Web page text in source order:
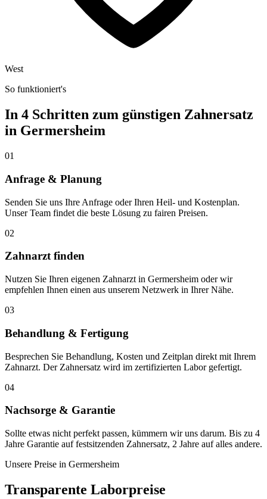
West
So funktioniert's
In 4 Schritten zum günstigen Zahnersatz
in Germersheim
01
Anfrage & Planung
Senden Sie uns Ihre Anfrage oder Ihren Heil- und Kostenplan.
Unser Team findet die beste Lösung zu fairen Preisen.
02
Zahnarzt finden
Nutzen Sie Ihren eigenen Zahnarzt in Germersheim oder wir
empfehlen Ihnen einen aus unserem Netzwerk in Ihrer Nähe.
03
Behandlung & Fertigung
Besprechen Sie Behandlung, Kosten und Zeitplan direkt mit Ihrem
Zahnarzt. Der Zahnersatz wird im zertifizierten Labor gefertigt.
04
Nachsorge & Garantie
Sollte etwas nicht perfekt passen, kümmern wir uns darum. Bis zu 4
Jahre Garantie auf festsitzenden Zahnersatz, 2 Jahre auf alles andere.
Unsere Preise in Germersheim
Transparente Laborpreise